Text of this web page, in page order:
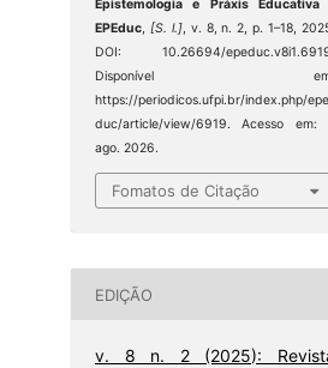
Epistemologia e Práxis Educativa
EPEduc, [S. l.], v. 8, n. 2, p. 1–18,
DOI: 10.26694/
Disponível
https://periodicos.ufpi.br/index.php/epe
duc/article/view/6919. Acesso em:
ago. 2026.
Fomatos de Citação
EDIÇÃO
v. 8 n. 2 (2025):